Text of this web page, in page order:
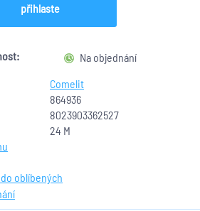
Comelit
864936
8023903362527
24 M
oblíbených
přihlaste
Na objednání